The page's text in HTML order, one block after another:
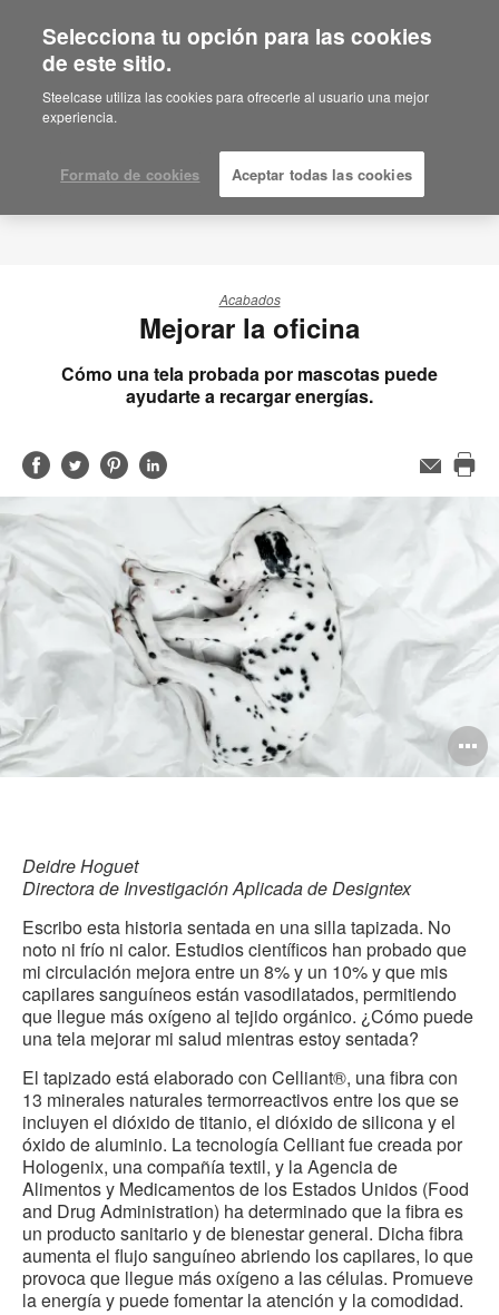
Acabados
Mejorar la oficina
Cómo una tela probada por mascotas puede
ayudarte a recargar energías.
Compartir
Facebook
Compartir
en
Compartir
en
Compartir
en
Linked-
Email
Deidre Hoguet
Directora de Investigación Aplicada de Designtex
Escribo esta historia sentada en una silla tapizada. No
noto ni frío ni calor. Estudios científicos han probado que
mi circulación mejora entre un 8% y un 10% y que mis
capilares sanguíneos están vasodilatados, permitiendo
que llegue más oxígeno al tejido orgánico. ¿Cómo puede
una tela mejorar mi salud mientras estoy sentada?
El tapizado está elaborado con Celliant®, una fibra con
13 minerales naturales termorreactivos entre los que se
incluyen el dióxido de titanio, el dióxido de silicona y el
óxido de aluminio. La tecnología Celliant fue creada por
Hologenix, una compañía textil, y la Agencia de
Alimentos y Medicamentos de los Estados Unidos (Food
and Drug Administration) ha determinado que la fibra es
un producto sanitario y de bienestar general. Dicha fibra
aumenta el flujo sanguíneo abriendo los capilares, lo que
provoca que llegue más oxígeno a las células. Promueve
la energía y puede fomentar la atención y la comodidad.
Selecciona tu opción para las cookies
de este sitio.
Steelcase utiliza las cookies para ofrecerle al usuario una mejor
experiencia.
Formato de cookies Aceptar todas las cookies